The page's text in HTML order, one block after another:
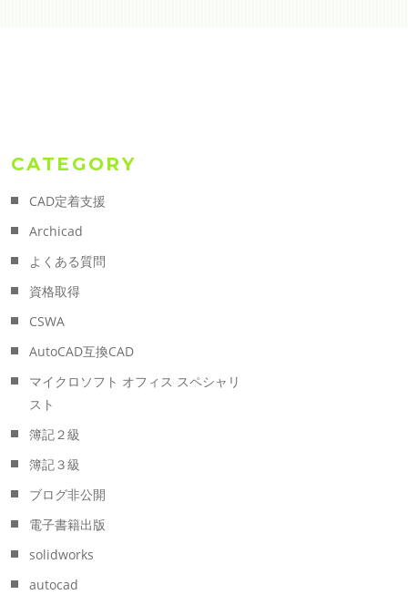
CATEGORY
CAD定着支援
Archicad
よくある質問
資格取得
CSWA
AutoCAD互換CAD
マイクロソフト オフィス スペシャリ
スト
簿記２級
簿記３級
ブログ非公開
電子書籍出版
solidworks
autocad